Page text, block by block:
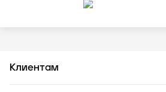
Клиентам